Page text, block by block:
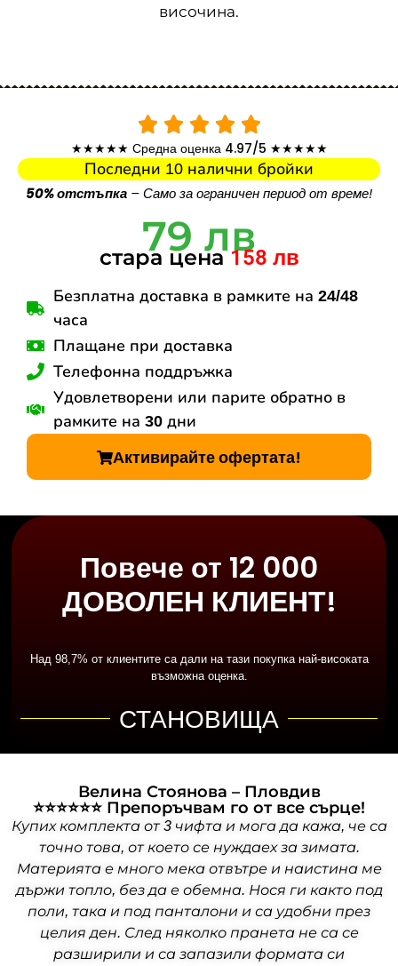
височина.
★★★★★ Средна оценка 4.97/5 ★★★★★
Последни 10 налични бройки
50% отстъпка – Само за ограничен период от време!
79 лв
стара цена158 лв
Безплатна доставка в рамките на 24/48
часа
Плащане при доставка
Телефонна поддръжка
Удовлетворени или парите обратно в
рамките на 30 дни
Активирайте офертата!
Повече от 12 000
ДОВОЛЕН КЛИЕНТ!
Над 98,7% от клиентите са дали на тази покупка най-високата
възможна оценка.
СТАНОВИЩА
Велинa Стоянова – Пловдив
⭐⭐⭐⭐⭐⭐ Препоръчвам го от все сърце!
Купих комплекта от 3 чифта и мога да кажа, че са
точно това, от което се нуждаех за зимата.
Материята е много мека отвътре и наистина ме
държи топло, без да е обемна. Нося ги както под
поли, така и под панталони и са удобни през
целия ден. След няколко пранета не са се
разширили и са запазили формата си